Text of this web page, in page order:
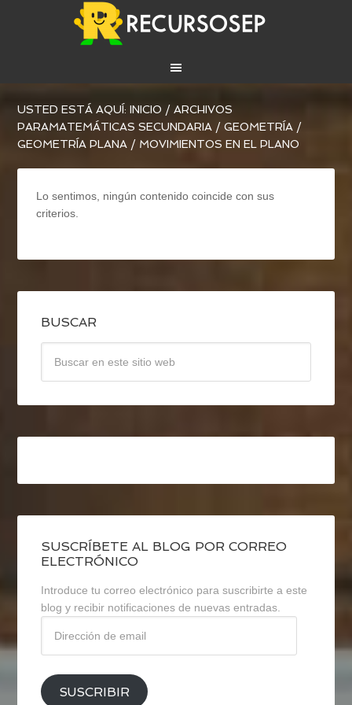
USTED ESTÁ AQUÍ:INICIO / ARCHIVOS
PARAMATEMÁTICAS SECUNDARIA / GEOMETRÍA /
GEOMETRÍA PLANA / MOVIMIENTOS EN EL PLANO
Lo sentimos, ningún contenido coincide con sus
criterios.
BUSCAR
SUSCRÍBETE AL BLOG POR CORREO
ELECTRÓNICO
Introduce tu correo electrónico para suscribirte a este
blog y recibir notificaciones de nuevas entradas.
email
SUSCRIBIR